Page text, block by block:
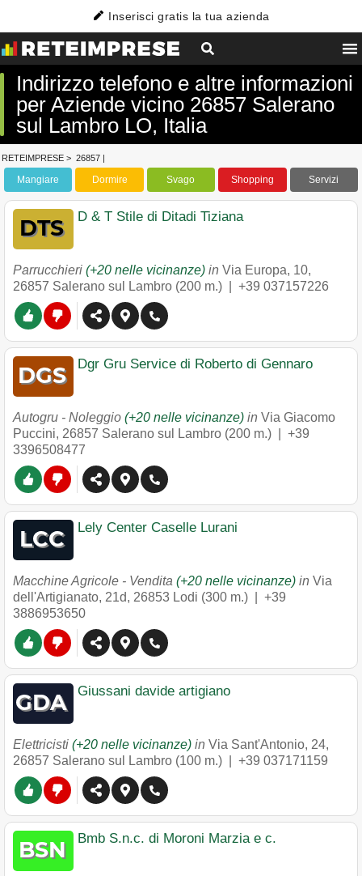
Inserisci gratis la tua azienda
Indirizzo telefono e altre informazioni
per Aziende vicino 26857 Salerano
sul Lambro LO, Italia
RETEIMPRESE > 26857 |
Mangiare Dormire Svago Shopping Servizi
D & T Stile di Ditadi Tiziana
Parrucchieri (+20 nelle vicinanze) in Via Europa, 10,
26857 Salerano sul Lambro (200 m.) | +39 037157226
Dgr Gru Service di Roberto di Gennaro
Autogru - Noleggio (+20 nelle vicinanze) in Via Giacomo
Puccini, 26857 Salerano sul Lambro (200 m.) | +39
3396508477
Lely Center Caselle Lurani
Macchine Agricole - Vendita (+20 nelle vicinanze) in Via
dell'Artigianato, 21d, 26853 Lodi (300 m.) | +39
3886953650
Giussani davide artigiano
Elettricisti (+20 nelle vicinanze) in Via Sant'Antonio, 24,
26857 Salerano sul Lambro (100 m.) | +39 037171159
Bmb S.n.c. di Moroni Marzia e c.